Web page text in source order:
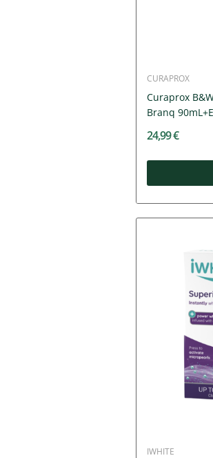
CURAPROX
Curaprox
Branq
24,99 €
IWHITE